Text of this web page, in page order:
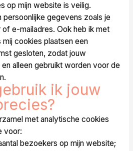
op mijn website is veilig.
gegevens zoals je
e-mailadres. Ook heb ik met
mij cookies plaatsen een
gesloten, zodat jouw
alleen gebruikt worden voor de
ik jouw
met analytische cookies
voor:
bezoekers op mijn website;